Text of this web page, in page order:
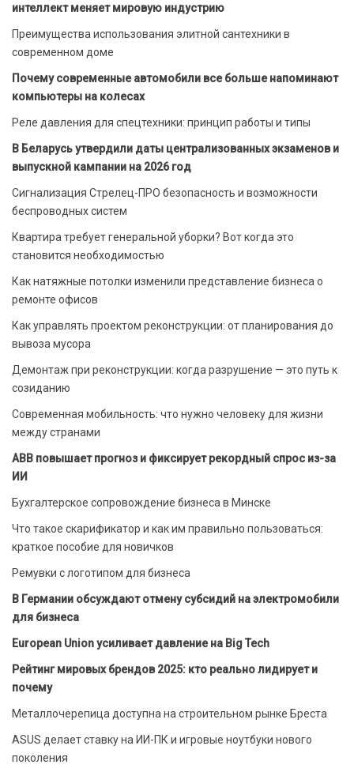
интеллект меняет мировую индустрию
Преимущества использования элитной сантехники в
современном доме
Почему современные автомобили все больше напоминают
компьютеры на колесах
Реле давления для спецтехники: принцип работы и типы
В Беларусь утвердили даты централизованных экзаменов и
выпускной кампании на 2026 год
Сигнализация Стрелец-ПРО безопасность и возможности
беспроводных систем
Квартира требует генеральной уборки? Вот когда это
становится необходимостью
Как натяжные потолки изменили представление бизнеса о
ремонте офисов
Как управлять проектом реконструкции: от планирования до
вывоза мусора
Демонтаж при реконструкции: когда разрушение — это путь к
созиданию
Современная мобильность: что нужно человеку для жизни
между странами
ABB повышает прогноз и фиксирует рекордный спрос из-за
ИИ
Бухгалтерское сопровождение бизнеса в Минске
Что такое скарификатор и как им правильно пользоваться:
краткое пособие для новичков
Ремувки с логотипом для бизнеса
В Германии обсуждают отмену субсидий на электромобили
для бизнеса
European Union усиливает давление на Big Tech
Рейтинг мировых брендов 2025: кто реально лидирует и
почему
Металлочерепица доступна на строительном рынке Бреста
ASUS делает ставку на ИИ-ПК и игровые ноутбуки нового
поколения